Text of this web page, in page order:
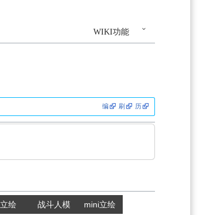
WIKI功能
编 刷 历
立绘 战斗人模 mini立绘